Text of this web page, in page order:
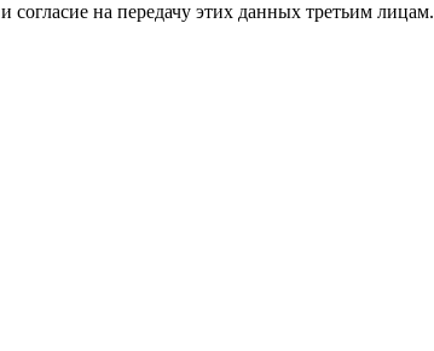
и согласие на передачу этих данных третьим лицам.